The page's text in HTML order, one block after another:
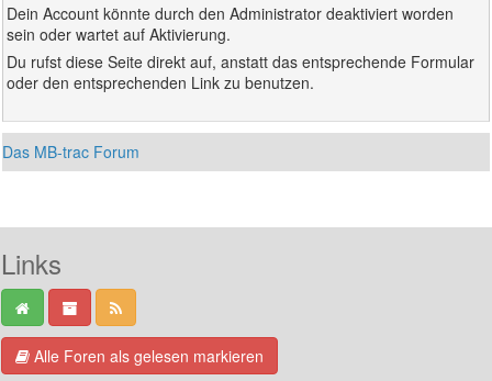
Dein Account könnte durch den Administrator deaktiviert worden
sein oder wartet auf Aktivierung.
Du rufst diese Seite direkt auf, anstatt das entsprechende Formular
oder den entsprechenden Link zu benutzen.
Das MB-trac Forum
Links
Alle Foren als gelesen markieren